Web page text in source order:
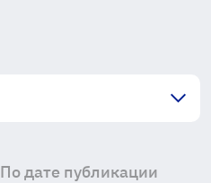
По дате публикации